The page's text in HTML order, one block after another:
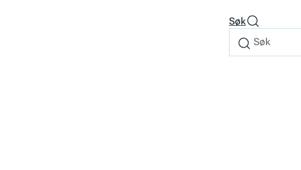
Søk
Søk
Søk
etter